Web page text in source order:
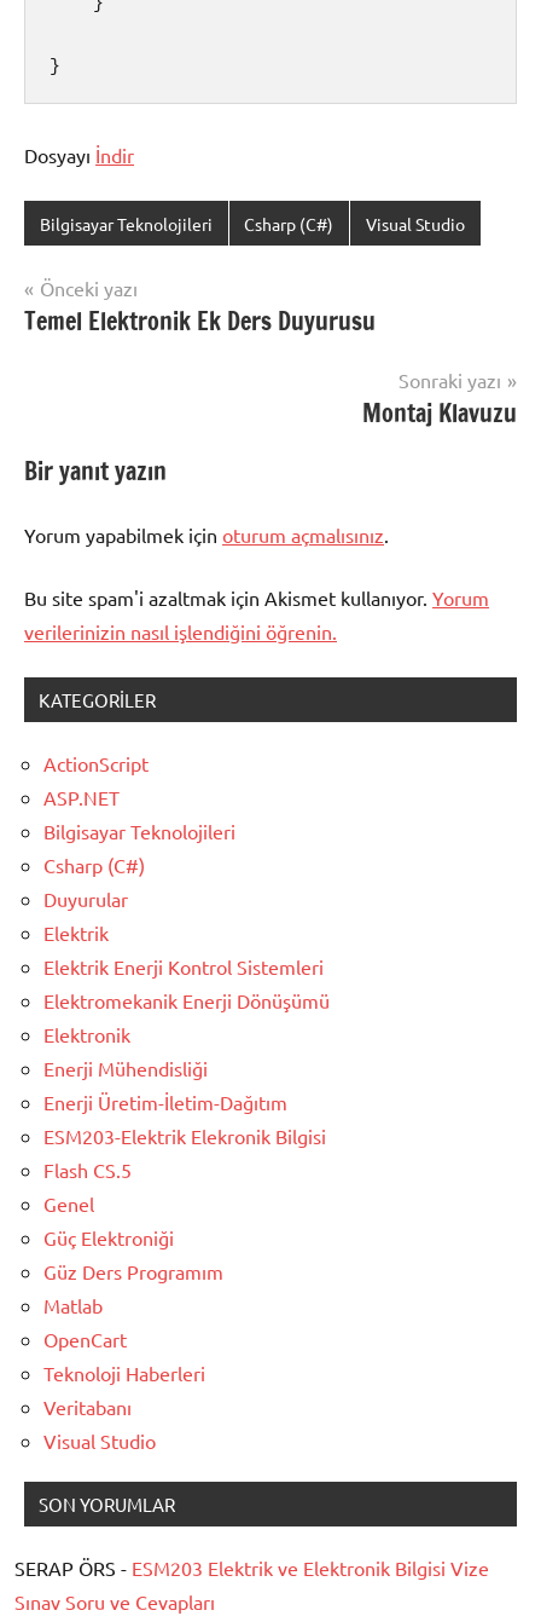
    }
}
Dosyayı İndir
Şununla
c#
da
yapımı,
timer
kronometre
Bilgisayar Teknolojileri Csharp (C#) Visual Studio
Yazı
gezinmesi
Önceki yazı
Temel Elektronik Ek Ders Duyurusu
Sonraki yazı
Montaj Klavuzu
Bir yanıt yazın
Yorum yapabilmek için oturum açmalısınız.
Bu site spam'i azaltmak için Akismet kullanıyor. Yorum
verilerinizin nasıl işlendiğini öğrenin.
KATEGORILER
ActionScript
ASP.NET
Bilgisayar Teknolojileri
Csharp (C#)
Duyurular
Elektrik
Elektrik Enerji Kontrol Sistemleri
Elektromekanik Enerji Dönüşümü
Elektronik
Enerji Mühendisliği
Enerji Üretim-İletim-Dağıtım
ESM203-Elektrik Elekronik Bilgisi
Flash CS.5
Genel
Güç Elektroniği
Güz Ders Programım
Matlab
OpenCart
Teknoloji Haberleri
Veritabanı
Visual Studio
SON YORUMLAR
SERAP ÖRS - ESM203 Elektrik ve Elektronik Bilgisi Vize
Sınav Soru ve Cevapları